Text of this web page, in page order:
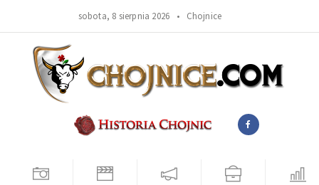
sobota, 8 sierpnia 2026 • Chojnice